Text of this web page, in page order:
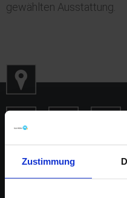
Zustimmung
gewählten Ausstattung.